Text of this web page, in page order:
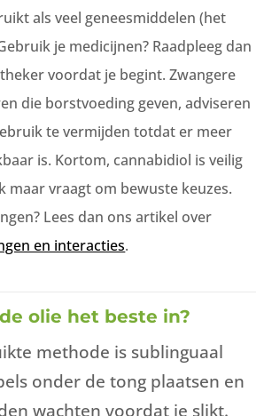
als veel geneesmiddelen (het
je medicijnen? Raadpleeg dan
voordat je begint. Zwangere
die borstvoeding geven, adviseren
te vermijden totdat er meer
is. Kortom, cannabidiol is veilig
maar vraagt om bewuste keuzes.
Lees dan ons artikel over
en interacties.
olie het beste in?
methode is sublinguaal
onder de tong plaatsen en
wachten voordat je slikt.